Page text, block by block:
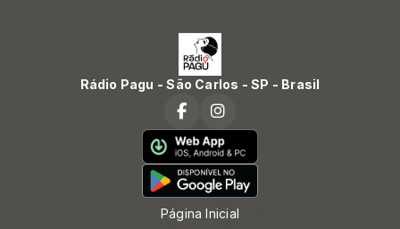
Rádio Pagu - São Carlos - SP - Brasil
Página Inicial